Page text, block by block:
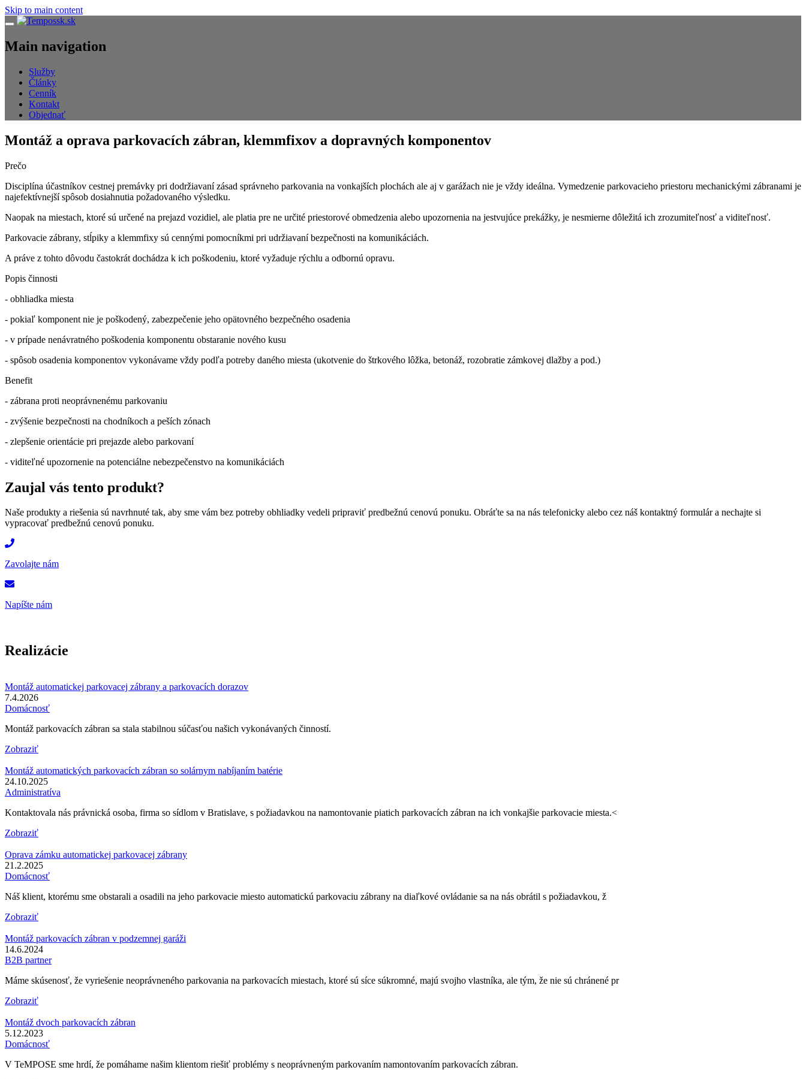
Skip to main content
Navigácia
Main navigation
Služby
Články
Cenník
Kontakt
Objednať
Montáž a oprava parkovacích zábran, klemmfixov a dopravných komponentov
Prečo
Disciplína účastníkov cestnej premávky pri dodržiavaní zásad správneho parkovania na vonkajších plochách ale aj v garážach nie je vždy ideálna. Vymedzenie parkovacieho priestoru mechanickými zábranami je
najefektívnejší spôsob dosiahnutia požadovaného výsledku.
Naopak na miestach, ktoré sú určené na prejazd vozidiel, ale platia pre ne určité priestorové obmedzenia alebo upozornenia na jestvujúce prekážky, je nesmierne dôležitá ich zrozumiteľnosť a viditeľnosť.
Parkovacie zábrany, stĺpiky a klemmfixy sú cennými pomocníkmi pri udržiavaní bezpečnosti na komunikáciách.
A práve z tohto dôvodu častokrát dochádza k ich poškodeniu, ktoré vyžaduje rýchlu a odbornú opravu.
Popis činnosti
- obhliadka miesta
- pokiaľ komponent nie je poškodený, zabezpečenie jeho opätovného bezpečného osadenia
- v prípade nenávratného poškodenia komponentu obstaranie nového kusu
- spôsob osadenia komponentov vykonávame vždy podľa potreby daného miesta (ukotvenie do štrkového lôžka, betonáž, rozobratie zámkovej dlažby a pod.)
Benefit
- zábrana proti neoprávnenému parkovaniu
- zvýšenie bezpečnosti na chodníkoch a peších zónach
- zlepšenie orientácie pri prejazde alebo parkovaní
- viditeľné upozornenie na potenciálne nebezpečenstvo na komunikáciách
Zaujal vás tento produkt?
Naše produkty a riešenia sú navrhnuté tak, aby sme vám bez potreby obhliadky vedeli pripraviť predbežnú cenovú ponuku. Obráťte sa na nás telefonicky alebo cez náš kontaktný formulár a nechajte si
vypracovať predbežnú cenovú ponuku.
Zavolajte nám
Napíšte nám
Realizácie
Montáž automatickej parkovacej zábrany a parkovacích dorazov
7.4.2026
Domácnosť
Montáž parkovacích zábran sa stala stabilnou súčasťou našich vykonávaných činností.
Zobraziť
Montáž automatických parkovacích zábran so solárnym nabíjaním batérie
24.10.2025
Administratíva
Kontaktovala nás právnická osoba, firma so sídlom v Bratislave, s požiadavkou na namontovanie piatich parkovacích zábran na ich vonkajšie parkovacie miesta.<
Zobraziť
Oprava zámku automatickej parkovacej zábrany
21.2.2025
Domácnosť
Náš klient, ktorému sme obstarali a osadili na jeho parkovacie miesto automatickú parkovaciu zábrany na diaľkové ovládanie sa na nás obrátil s požiadavkou, ž
Zobraziť
Montáž parkovacích zábran v podzemnej garáži
14.6.2024
B2B partner
Máme skúsenosť, že vyriešenie neoprávneného parkovania na parkovacích miestach, ktoré sú síce súkromné, majú svojho vlastníka, ale tým, že nie sú chránené pr
Zobraziť
Montáž dvoch parkovacích zábran
5.12.2023
Domácnosť
V TeMPOSE sme hrdí, že pomáhame našim klientom riešiť problémy s neoprávneným parkovaním namontovaním parkovacích zábran.